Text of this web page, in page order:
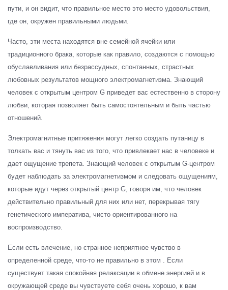
пути, и он видит, что правильное место это место удовольствия,
где он, окружен правильными людьми.
Часто, эти места находятся вне семейной ячейки или
традиционного брака, которые как правило, создаются с помощью
обуславливания или безрассудных, спонтанных, страстных
любовных результатов мощного электромагнетизма. Знающий
человек с открытым центром G приведет вас естественно в сторону
любви, которая позволяет быть самостоятельным и быть частью
отношений.
Электромагнитные притяжения могут легко создать путаницу в
толкать вас и тянуть вас из того, что привлекает нас в человеке и
дает ощущение трепета. Знающий человек с открытым G-центром
будет наблюдать за электромагнетизмом и следовать ощущениям,
которые идут через открытый центр G, говоря им, что человек
действительно правильный для них или нет, перекрывая тягу
генетического императива, чисто ориентированного на
воспроизводство.
Если есть влечение, но странное неприятное чувство в
определенной среде, что-то не правильно в этом . Если
существует такая спокойная релаксации в обмене энергией и в
окружающей среде вы чувствуете себя очень хорошо, к вам